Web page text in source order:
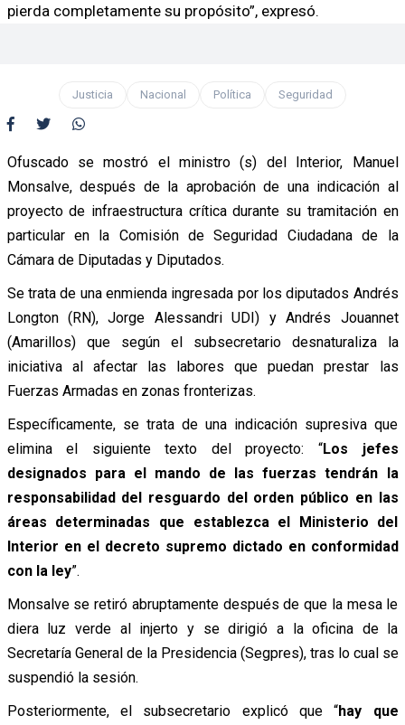
pierda completamente su propósito”, expresó.
Justicia Nacional Política Seguridad
Ofuscado se mostró el ministro (s) del Interior, Manuel
Monsalve, después de la aprobación de una indicación al
proyecto de infraestructura crítica durante su tramitación en
particular en la Comisión de Seguridad Ciudadana de la
Cámara de Diputadas y Diputados.
Se trata de una enmienda ingresada por los diputados Andrés
Longton (RN), Jorge Alessandri UDI) y Andrés Jouannet
(Amarillos) que según el subsecretario desnaturaliza la
iniciativa al afectar las labores que puedan prestar las
Fuerzas Armadas en zonas fronterizas.
Específicamente, se trata de una indicación supresiva que
elimina el siguiente texto del proyecto: “Los jefes
designados para el mando de las fuerzas tendrán la
responsabilidad del resguardo del orden público en las
áreas determinadas que establezca el Ministerio del
Interior en el decreto supremo dictado en conformidad
con la ley”.
Monsalve se retiró abruptamente después de que la mesa le
diera luz verde al injerto y se dirigió a la oficina de la
Secretaría General de la Presidencia (Segpres), tras lo cual se
suspendió la sesión.
Posteriormente, el subsecretario explicó que “hay que